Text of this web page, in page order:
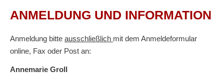
ANMELDUNG UND INFORMATION
Anmeldung bitte ausschließlich mit dem Anmeldeformular
online, Fax oder Post an:
Annemarie Groll